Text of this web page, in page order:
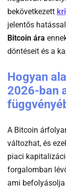
bekövetkezett
jelentős
Bitcoin ára
döntéseit és a
Hogyan
2026-ban
A Bitcoin
változhat, és
piaci
forgalomban
ami